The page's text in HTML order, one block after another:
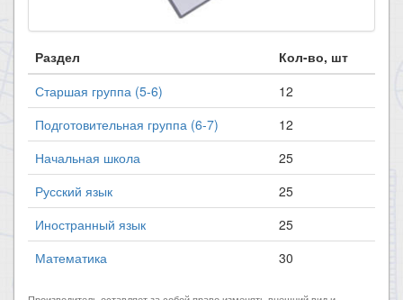
Раздел
Кол-во, шт
Старшая группа (5-6)
12
Подготовительная группа (6-7)
12
Начальная школа
25
Русский язык
25
Иностранный язык
25
Математика
30